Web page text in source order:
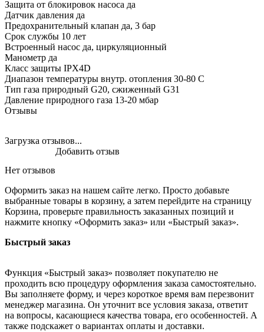
Защита от блокировок насоса да
Датчик давления да
Предохранительный клапан да, 3 бар
Срок службы 10 лет
Встроенный насос да, циркуляционный
Манометр да
Класс защиты IPX4D
Диапазон температуры внутр. отопления 30-80 С
Тип газа природный G20, сжиженный G31
Давление природного газа 13-20 мбар
Отзывы
Загрузка отзывов...
Нет отзывов
Добавить отзыв
Оформить заказ на нашем сайте легко. Просто добавьте
выбранные товары в корзину, а затем перейдите на страницу
Корзина, проверьте правильность заказанных позиций и
нажмите кнопку «Оформить заказ» или «Быстрый заказ».
Быстрый заказ
Функция «Быстрый заказ» позволяет покупателю не
проходить всю процедуру оформления заказа самостоятельно.
Вы заполняете форму, и через короткое время вам перезвонит
менеджер магазина. Он уточнит все условия заказа, ответит
на вопросы, касающиеся качества товара, его особенностей. А
также подскажет о вариантах оплаты и доставки.